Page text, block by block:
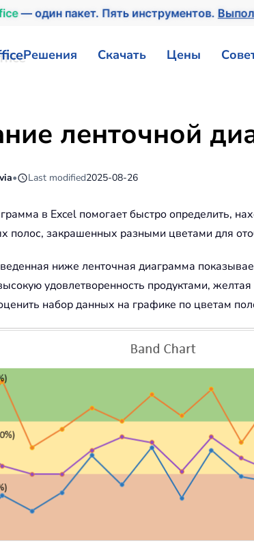
— один пакет. Пять инструментов.
Решения Скачать Цены
ленточной
• Last modified2025-08-26
в Excel помогает быстро определить,
полос, закрашенных разными цветами для
ниже ленточная диаграмма
удовлетворенность продуктами,
набор данных на графике по цветам